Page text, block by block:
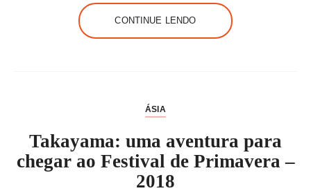
CONTINUE LENDO
ÁSIA
Takayama: uma aventura para
chegar ao Festival de Primavera –
2018